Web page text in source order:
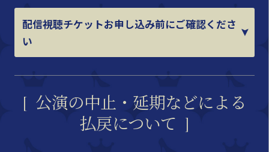
配信視聴チケットお申し込み前にご確認くださ
い
公演の中止・延期などによる
払戻について